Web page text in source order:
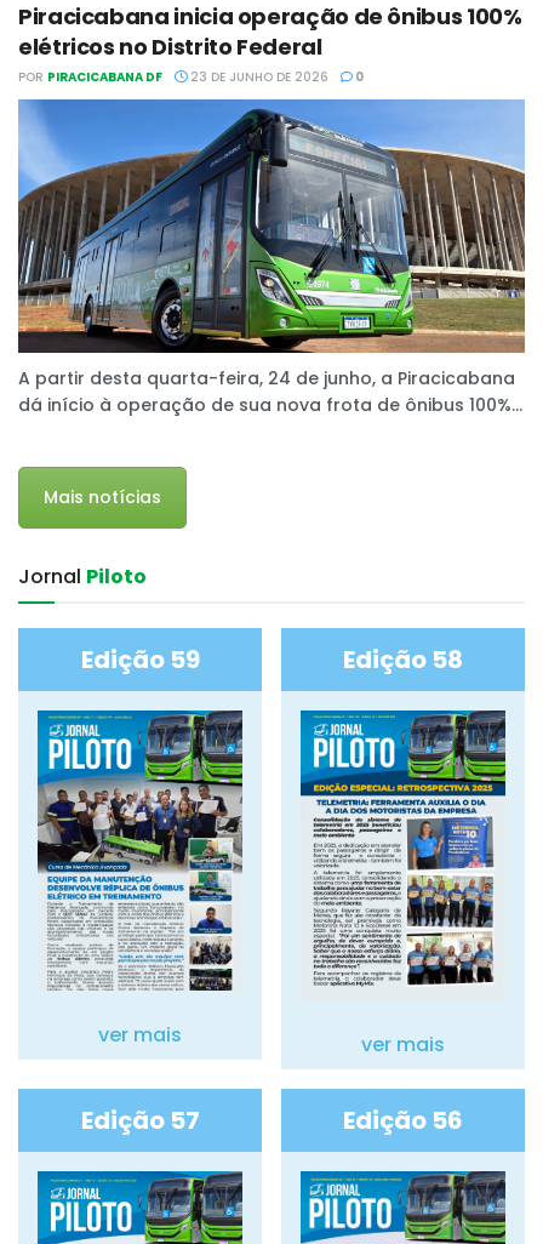
Piracicabana inicia operação de ônibus 100%
elétricos no Distrito Federal
POR PIRACICABANA DF 23 DE JUNHO DE 2026 0
A partir desta quarta-feira, 24 de junho, a Piracicabana
dá início à operação de sua nova frota de ônibus 100%...
Mais notícias
Jornal‎ Piloto
Edição 59
ver mais
Edição 58
ver mais
Edição 57 Edição 56